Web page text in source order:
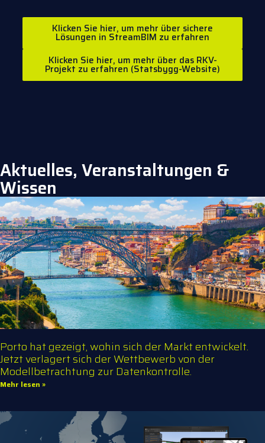
Klicken Sie hier, um mehr über sichere
Lösungen in StreamBIM zu erfahren
Klicken Sie hier, um mehr über das RKV-
Projekt zu erfahren (Statsbygg-Website)
Aktuelles, Veranstaltungen &
Wissen
Porto hat gezeigt, wohin sich der Markt entwickelt.
Jetzt verlagert sich der Wettbewerb von der
Modellbetrachtung zur Datenkontrolle.
Mehr lesen »